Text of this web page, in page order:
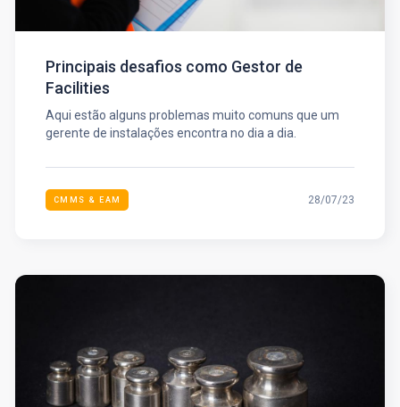
Principais desafios como Gestor de
Facilities
Aqui estão alguns problemas muito comuns que um
gerente de instalações encontra no dia a dia.
CMMS & EAM 28/07/23